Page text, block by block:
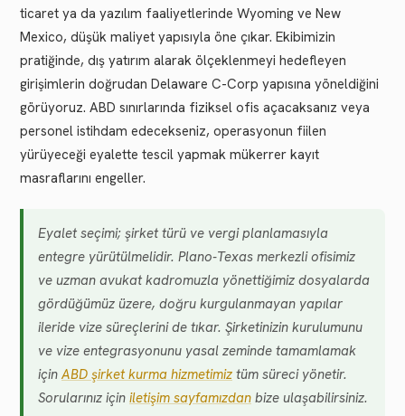
ticaret ya da yazılım faaliyetlerinde Wyoming ve New
Mexico, düşük maliyet yapısıyla öne çıkar. Ekibimizin
pratiğinde, dış yatırım alarak ölçeklenmeyi hedefleyen
girişimlerin doğrudan Delaware C-Corp yapısına yöneldiğini
görüyoruz. ABD sınırlarında fiziksel ofis açacaksanız veya
personel istihdam edecekseniz, operasyonun fiilen
yürüyeceği eyalette tescil yapmak mükerrer kayıt
masraflarını engeller.
Eyalet seçimi; şirket türü ve vergi planlamasıyla
entegre yürütülmelidir. Plano-Texas merkezli ofisimiz
ve uzman avukat kadromuzla yönettiğimiz dosyalarda
gördüğümüz üzere, doğru kurgulanmayan yapılar
ileride vize süreçlerini de tıkar. Şirketinizin kurulumunu
ve vize entegrasyonunu yasal zeminde tamamlamak
için ABD şirket kurma hizmetimiz tüm süreci yönetir.
Sorularınız için iletişim sayfamızdan bize ulaşabilirsiniz.